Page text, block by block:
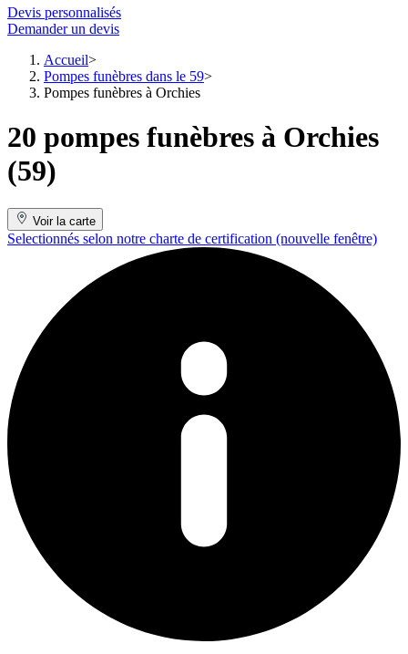
Devis personnalisés
Demander un devis
Accueil
Pompes funèbres dans le 59
Pompes funèbres à Orchies
20 pompes funèbres à Orchies
(59)
Voir la carte
Selectionnés selon notre charte de certification (nouvelle fenêtre)